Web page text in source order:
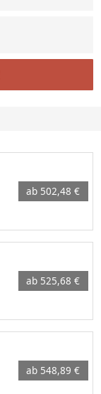
ab 502,48 €
ab 525,68 €
ab 548,89 €